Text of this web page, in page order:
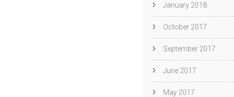
January 2018
October 2017
September 2017
June 2017
May 2017